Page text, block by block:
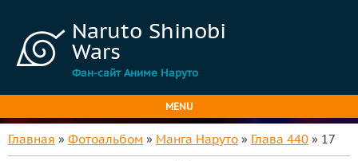
Naruto Shinobi
Wars
Фан-сайт Аниме Наруто
MENU
Главная » Фотоальбом » Манга Наруто » Глава 440 » 17